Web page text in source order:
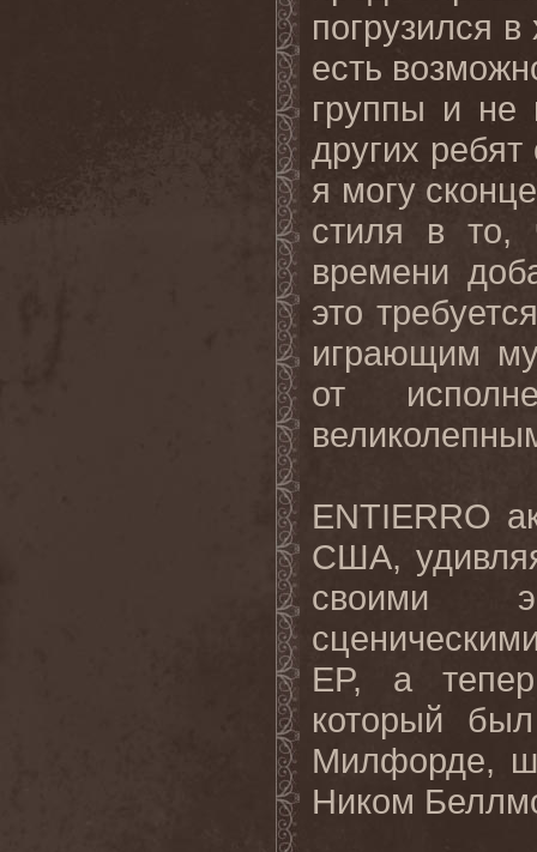
погрузился
есть
группы и не
других
я могу
стиля в то,
времени
это
играющим
от
ENTIERRO
США,
своими
EP, а
который
Милфорде,
Ником